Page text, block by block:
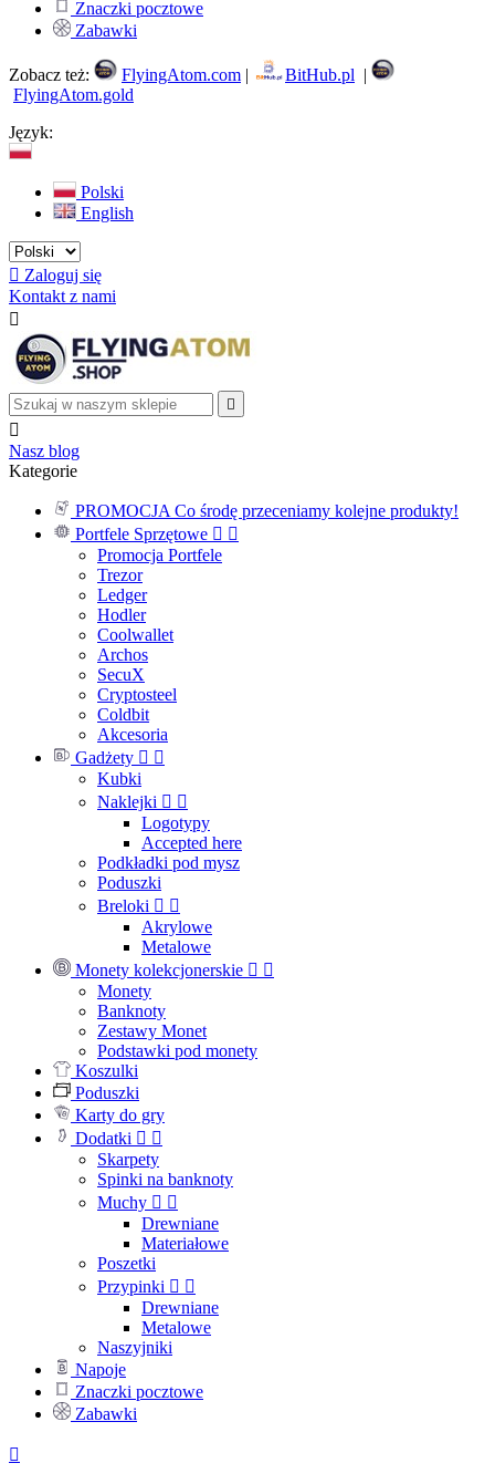
Znaczki pocztowe
Zabawki
Zobacz też: FlyingAtom.com | BitHub.pl |
FlyingAtom.gold
Język:
Polski
English
 Zaloguj się
Kontakt z nami



Nasz blog
Kategorie
PROMOCJA Co środę przeceniamy kolejne produkty!
Portfele Sprzętowe  
Promocja Portfele
Trezor
Ledger
Hodler
Coolwallet
Archos
SecuX
Cryptosteel
Coldbit
Akcesoria
Gadżety  
Kubki
Naklejki  
Logotypy
Accepted here
Podkładki pod mysz
Poduszki
Breloki  
Akrylowe
Metalowe
Monety kolekcjonerskie  
Monety
Banknoty
Zestawy Monet
Podstawki pod monety
Koszulki
Poduszki
Karty do gry
Dodatki  
Skarpety
Spinki na banknoty
Muchy  
Drewniane
Materiałowe
Poszetki
Przypinki  
Drewniane
Metalowe
Naszyjniki
Napoje
Znaczki pocztowe
Zabawki
